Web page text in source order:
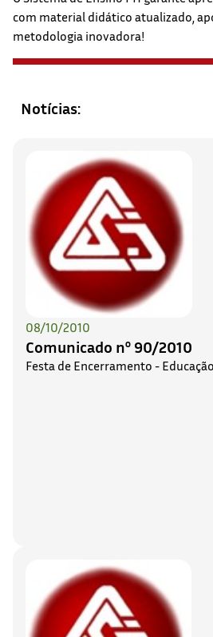
com material didático atualizado,
metodologia inovadora!
Notícias:
08/10/2010
Comunicado nº 90/2010
Festa de Encerramento -